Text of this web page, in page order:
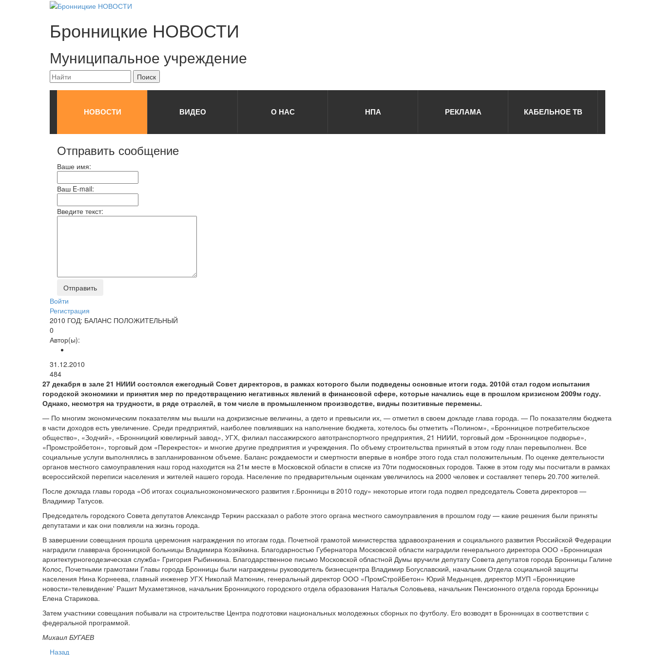
Бронницкие НОВОСТИ
Муниципальное учреждение
НОВОСТИ ВИДЕО О НАС НПА РЕКЛАМА КАБЕЛЬНОЕ ТВ
Отправить сообщение
Ваше имя:
Ваш E-mail:
Введите текст:
Войти
Регистрация
2010 ГОД: БАЛАНС ПОЛОЖИТЕЛЬНЫЙ
0
Автор(ы):
31.12.2010
484
27 декабря в зале 21 НИИИ состоялся ежегодный Совет директоров, в рамках которого были подведены основные итоги года. 2010й стал годом испытания
городской экономики и принятия мер по предотвращению негативных явлений в финансовой сфере, которые начались еще в прошлом кризисном 2009м году.
Однако, несмотря на трудности, в ряде отраслей, в том числе в промышленном производстве, видны позитивные перемены.
— По многим экономическим показателям мы вышли на докризисные величины, а гдето и превысили их, — отметил в своем докладе глава города. — По показателям бюджета
в части доходов есть увеличение. Среди предприятий, наиболее повлиявших на наполнение бюджета, хотелось бы отметить «Полином», «Бронницкое потребительское
общество», «Зодчий», «Бронницкий ювелирный завод», УГХ, филиал пассажирского автотранспортного предприятия, 21 НИИИ, торговый дом «Бронницкое подворье»,
«Промстройбетон», торговый дом «Перекресток» и многие другие предприятия и учреждения. По объему строительства принятый в этом году план перевыполнен. Все
социальные услуги выполнялись в запланированном объеме. Баланс рождаемости и смертности впервые в ноябре этого года стал положительным. По оценке деятельности
органов местного самоуправления наш город находится на 21м месте в Московской области в списке из 70ти подмосковных городов. Также в этом году мы посчитали в рамках
всероссийской переписи населения и жителей нашего города. Население по предварительным оценкам увеличилось на 2000 человек и составляет теперь 20.700 жителей.
После доклада главы города «Об итогах социальноэкономического развития г.Бронницы в 2010 году» некоторые итоги года подвел председатель Совета директоров —
Владимир Татусов.
Председатель городского Совета депутатов Александр Теркин рассказал о работе этого органа местного самоуправления в прошлом году — какие решения были приняты
депутатами и как они повлияли на жизнь города.
В завершении совещания прошла церемония награждения по итогам года. Почетной грамотой министерства здравоохранения и социального развития Российской Федерации
наградили главврача бронницкой больницы Владимира Козяйкина. Благодарностью Губернатора Московской области наградили генерального директора ООО «Бронницкая
архитектурногеодезическая служба» Григория Рыбинкина. Благодарственное письмо Московской областной Думы вручили депутату Совета депутатов города Бронницы Галине
Колос, Почетными грамотами Главы города Бронницы были награждены руководитель бизнесцентра Владимир Богуславский, начальник Отдела социальной защиты
населения Нина Корнеева, главный инженер УГХ Николай Матюнин, генеральный директор ООО «ПромСтройБетон» Юрий Медынцев, директор МУП «Бронницкие
новости»телевидение' Рашит Мухаметзянов, начальник Бронницкого городского отдела образования Наталья Соловьева, начальник Пенсионного отдела города Бронницы
Елена Старикова.
Затем участники совещания побывали на строительстве Центра подготовки национальных молодежных сборных по футболу. Его возводят в Бронницах в соответствии с
федеральной программой.
Михаил БУГАЕВ
Назад